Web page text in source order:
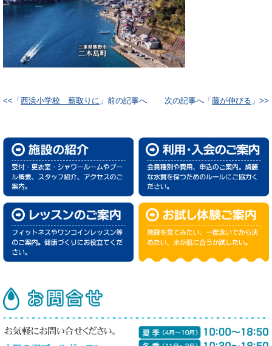
<<「 西浜小学校 薪取りに 」前の記事へ 次の記事へ「 藤が伸びる 」>>